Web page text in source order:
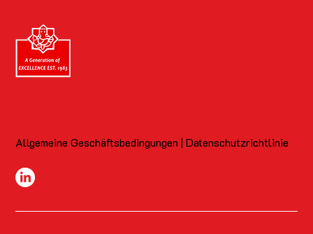
Allgemeine Geschäftsbedingungen | Datenschutzrichtlinie